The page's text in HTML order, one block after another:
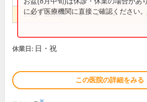
9:00～18:00 ● ● ● ●
に必ず医療機関に直接ご確認ください。
休業日: 日・祝
この医院の詳細をみる